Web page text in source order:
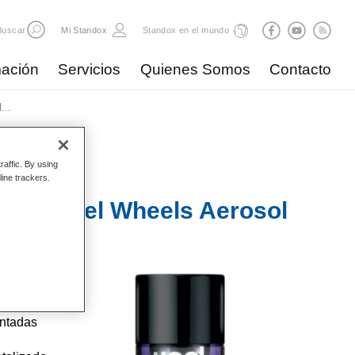
Mi Standox Standox en el mundo
Servicios Quienes Somos Contacto
Steel Wheels Aerosol
By using
trackers.